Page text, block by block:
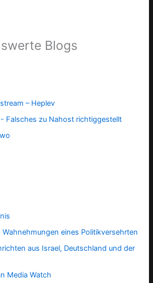
Blogs
– Heplev
Falsches zu Nahost richtiggestellt
Wahnehmungen eines Politikversehrten
aus Israel, Deutschland und der
Media Watch